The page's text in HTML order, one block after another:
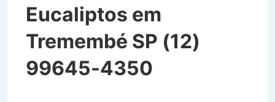
Eucaliptos em
Tremembé SP (12)
99645-4350